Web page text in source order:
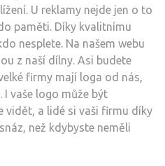
U reklamy nejde jen o to
paměti. Díky kvalitnímu
nesplete. Na našem webu
z naší dílny. Asi budete
firmy mají loga od nás,
vaše logo může být
vidět, a lidé si vaši firmu díky
než kdybyste neměli